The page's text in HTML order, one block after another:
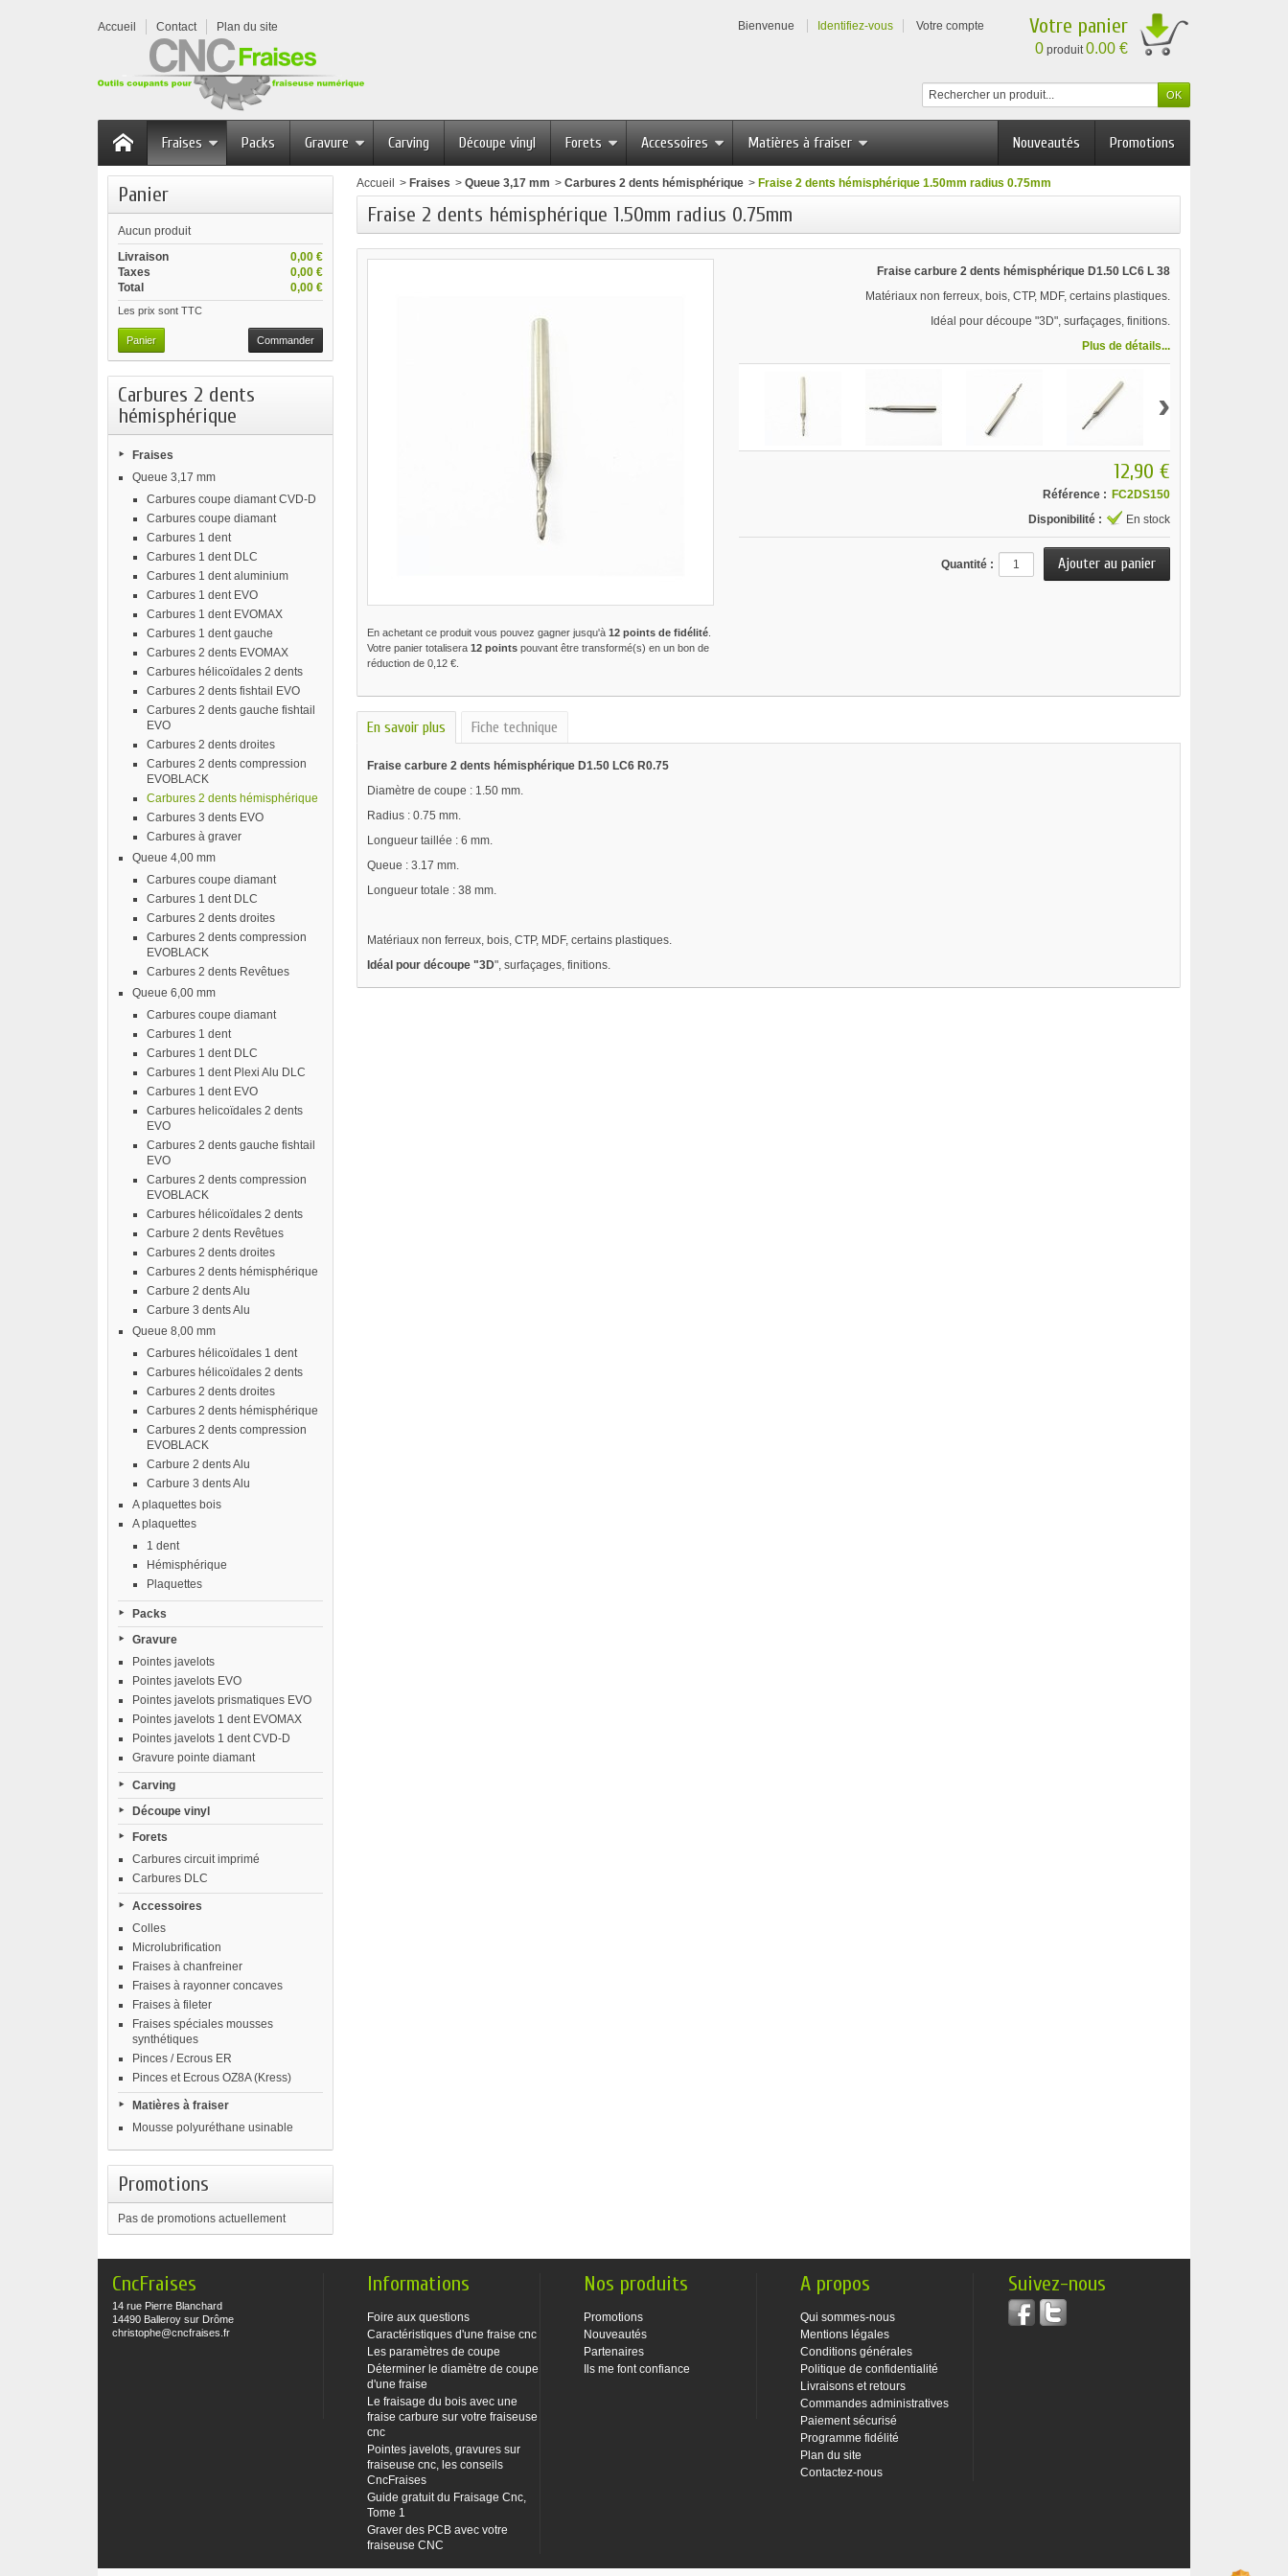
Accueil Contact Plan du site Bienvenue Identifiez-vous Votre compte Votre panier
0 produit0.00 €
Promotions
Nouveautés
Fraises Packs Gravure Carving Découpe vinyl Forets Accessoires Matières à fraiser
Panier
Aucun produit
0,00 €
Livraison
0,00 €
Taxes
0,00 €
Total
Les prix sont TTC
Panier Commander
Carbures 2 dents
hémisphérique
Fraises
Queue 3,17 mm
Carbures coupe diamant CVD-D
Carbures coupe diamant
Carbures 1 dent
Carbures 1 dent DLC
Carbures 1 dent aluminium
Carbures 1 dent EVO
Carbures 1 dent EVOMAX
Carbures 1 dent gauche
Carbures 2 dents EVOMAX
Carbures hélicoïdales 2 dents
Carbures 2 dents fishtail EVO
Carbures 2 dents gauche fishtail
EVO
Carbures 2 dents droites
Carbures 2 dents compression
EVOBLACK
Carbures 2 dents hémisphérique
Carbures 3 dents EVO
Carbures à graver
Queue 4,00 mm
Carbures coupe diamant
Carbures 1 dent DLC
Carbures 2 dents droites
Carbures 2 dents compression
EVOBLACK
Carbures 2 dents Revêtues
Queue 6,00 mm
Carbures coupe diamant
Carbures 1 dent
Carbures 1 dent DLC
Carbures 1 dent Plexi Alu DLC
Carbures 1 dent EVO
Carbures helicoïdales 2 dents
EVO
Carbures 2 dents gauche fishtail
EVO
Carbures 2 dents compression
EVOBLACK
Carbures hélicoïdales 2 dents
Carbure 2 dents Revêtues
Carbures 2 dents droites
Carbures 2 dents hémisphérique
Carbure 2 dents Alu
Carbure 3 dents Alu
Queue 8,00 mm
Carbures hélicoïdales 1 dent
Carbures hélicoïdales 2 dents
Carbures 2 dents droites
Carbures 2 dents hémisphérique
Carbures 2 dents compression
EVOBLACK
Carbure 2 dents Alu
Carbure 3 dents Alu
A plaquettes bois
A plaquettes
1 dent
Hémisphérique
Plaquettes
Packs
Gravure
Pointes javelots
Pointes javelots EVO
Pointes javelots prismatiques EVO
Pointes javelots 1 dent EVOMAX
Pointes javelots 1 dent CVD-D
Gravure pointe diamant
Carving
Découpe vinyl
Forets
Carbures circuit imprimé
Carbures DLC
Accessoires
Colles
Microlubrification
Fraises à chanfreiner
Fraises à rayonner concaves
Fraises à fileter
Fraises spéciales mousses
synthétiques
Pinces / Ecrous ER
Pinces et Ecrous OZ8A (Kress)
Matières à fraiser
Mousse polyuréthane usinable
Promotions
Pas de promotions actuellement
Accueil > Fraises > Queue 3,17 mm > Carbures 2 dents hémisphérique > Fraise 2 dents hémisphérique 1.50mm radius 0.75mm
Fraise 2 dents hémisphérique 1.50mm radius 0.75mm
En achetant ce produit vous pouvez gagner jusqu'à 12points de fidélité.
Votre panier totalisera 12pointspouvant être transformé(s) en un bon de
réduction de 0,12 €.
Fraise carbure 2 dents hémisphérique D1.50 LC6 L 38
Matériaux non ferreux, bois, CTP, MDF, certains plastiques.
Idéal pour découpe "3D", surfaçages, finitions.
Plus de détails...
›
12,90 €
Référence : FC2DS150
Disponibilité :
En stock
Quantité :
En savoir plus Fiche technique
Fraise carbure 2 dents hémisphérique D1.50 LC6 R0.75
Diamètre de coupe : 1.50 mm.
Radius : 0.75 mm.
Longueur taillée : 6 mm.
Queue : 3.17 mm.
Longueur totale : 38 mm.
Matériaux non ferreux, bois, CTP, MDF, certains plastiques.
Idéal pour découpe "3D", surfaçages, finitions.
CncFraises
14 rue Pierre Blanchard
14490 Balleroy sur Drôme
christophe@cncfraises.fr
Informations
Foire aux questions
Caractéristiques d'une fraise cnc
Les paramètres de coupe
Déterminer le diamètre de coupe
d'une fraise
Le fraisage du bois avec une
fraise carbure sur votre fraiseuse
cnc
Pointes javelots, gravures sur
fraiseuse cnc, les conseils
CncFraises
Guide gratuit du Fraisage Cnc,
Tome 1
Graver des PCB avec votre
fraiseuse CNC
Nos produits
Promotions
Nouveautés
Partenaires
Ils me font confiance
A propos
Qui sommes-nous
Mentions légales
Conditions générales
Politique de confidentialité
Livraisons et retours
Commandes administratives
Paiement sécurisé
Programme fidélité
Plan du site
Contactez-nous
Suivez-nous